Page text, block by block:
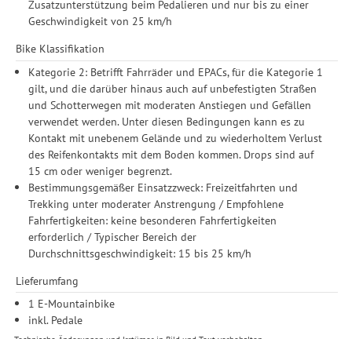
Zusatzunterstützung beim Pedalieren und nur bis zu einer
Geschwindigkeit von 25 km/h
Bike Klassifikation
Kategorie 2: Betrifft Fahrräder und EPACs, für die Kategorie 1
gilt, und die darüber hinaus auch auf unbefestigten Straßen
und Schotterwegen mit moderaten Anstiegen und Gefällen
verwendet werden. Unter diesen Bedingungen kann es zu
Kontakt mit unebenem Gelände und zu wiederholtem Verlust
des Reifenkontakts mit dem Boden kommen. Drops sind auf
15 cm oder weniger begrenzt.
Bestimmungsgemäßer Einsatzzweck: Freizeitfahrten und
Trekking unter moderater Anstrengung / Empfohlene
Fahrfertigkeiten: keine besonderen Fahrfertigkeiten
erforderlich / Typischer Bereich der
Durchschnittsgeschwindigkeit: 15 bis 25 km/h
Lieferumfang
1 E-Mountainbike
inkl. Pedale